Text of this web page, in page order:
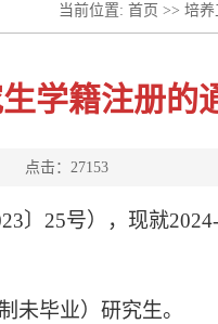
当前位置: 首页 >> 培养
学籍注册的
点击： 27153
〕 25号），现就
未毕业）研究生。